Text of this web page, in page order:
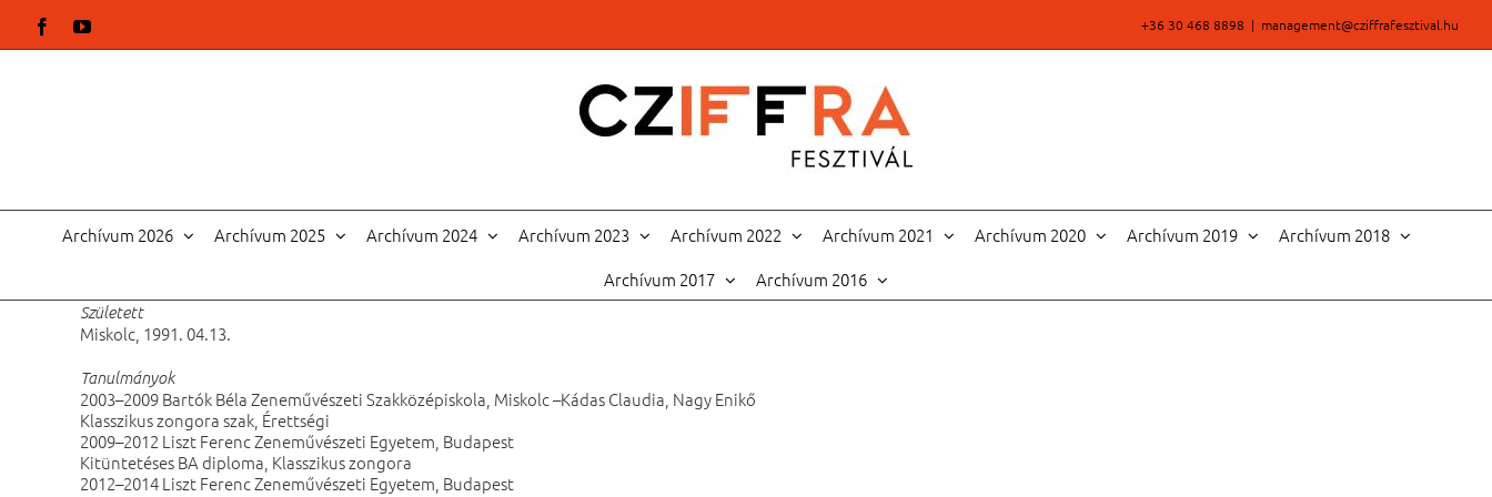
Kihagyás FacebookYouTube +36 30 468 8898 | management@cziffrafesztival.hu
Archívum 2026 Archívum 2025 Archívum 2024 Archívum 2023 Archívum 2022 Archívum 2021 Archívum 2020 Archívum 2019
Archívum 2018
Archívum 2017
Archívum 2016
Született
Miskolc, 1991. 04.13.
Tanulmányok
2003–2009 Bartók Béla Zeneművészeti Szakközépiskola, Miskolc –Kádas Claudia, Nagy Enikő
Klasszikus zongora szak, Érettségi
2009–2012 Liszt Ferenc Zeneművészeti Egyetem, Budapest
Kitüntetéses BA diploma, Klasszikus zongora
2012–2014 Liszt Ferenc Zeneművészeti Egyetem, Budapest